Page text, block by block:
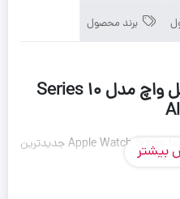
برند محصول
معرفی ساعت هوشمند اپل واچ مدل Series 10
ساعت هوشمند Apple Watch Series 10 Aluminum 42 mm جدیدترین
بیشتر